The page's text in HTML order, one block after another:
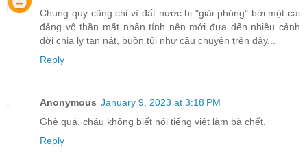
Chung quy cũng chỉ vì đất nước bị "giải phóng" bởi một cái
đảng vô thần mất nhân tính nên mới đưa dến nhiều cảnh
đời chia ly tan nát, buồn tủi như câu chuyện trên đây...
Reply
Anonymous January 9, 2023 at 3:18 PM
Ghê quá, cháu không biết nói tiếng việt làm bà chết.
Reply